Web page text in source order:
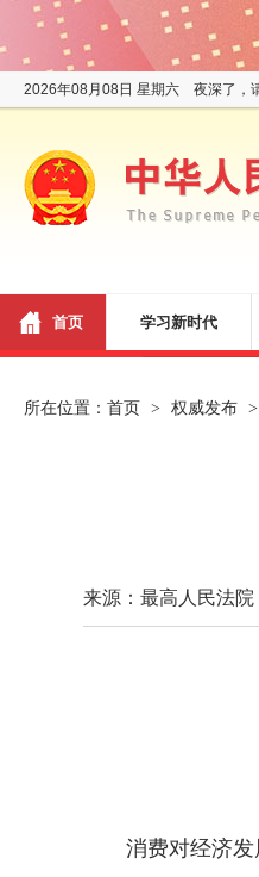
2026年08月08日 星期六 夜深了，
首页 学习新时代
所在位置： 首页 > 权威发布 >
来源：最高人民法院
消费对经济发展